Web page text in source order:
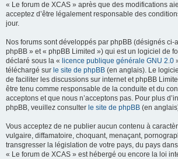
« Le forum de XCAS » après que des modifications
acceptez d’être légalement responsable des
jour.
Nos forums sont développés par phpBB (désignés ci-
phpBB » et « phpBB Limited ») qui est un logiciel de
déclaré sous la « licence publique générale GNU 2.0
téléchargé sur le site de phpBB (en anglais). Le
de faciliter les discussions sur internet et phpBB
être tenu comme responsable de la conduite et du
acceptons et que nous n’acceptons pas. Pour plus
phpBB, veuillez consulter le site de phpBB (en
Vous acceptez de ne publier aucun contenu à
vulgaire, diffamatoire, choquant, menaçant,
transgresser la législation de votre pays, du pays
« Le forum de XCAS » est hébergé ou encore la loi